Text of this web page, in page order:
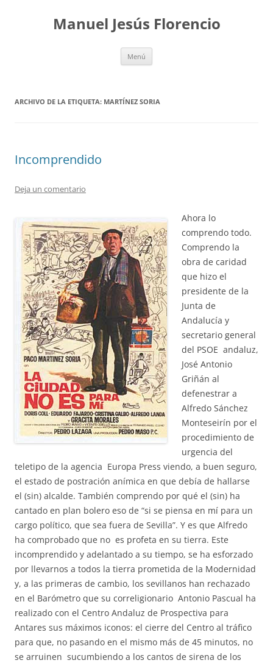
contenidoManuel Jesús Florencio
Menú
ARCHIVO DE LA ETIQUETA: MARTÍNEZ SORIA
Incomprendido
Deja un comentario
Ahora lo
comprendo todo.
Comprendo la
obra de caridad
que hizo el
presidente de la
Junta de
Andalucía y
secretario general
del PSOE andaluz,
José Antonio
Griñán al
defenestrar a
Alfredo Sánchez
Monteseirín por el
procedimiento de
urgencia del
teletipo de la agencia Europa Press viendo, a buen seguro,
el estado de postración anímica en que debía de hallarse
el (sin) alcalde. También comprendo por qué el (sin) ha
cantado en plan bolero eso de “si se piensa en mí para un
cargo político, que sea fuera de Sevilla”. Y es que Alfredo
ha comprobado que no es profeta en su tierra. Este
incomprendido y adelantado a su tiempo, se ha esforzado
por llevarnos a todos la tierra prometida de la Modernidad
y, a las primeras de cambio, los sevillanos han rechazado
en el Barómetro que su correligionario Antonio Pascual ha
realizado con el Centro Andaluz de Prospectiva para
Antares sus máximos iconos: el cierre del Centro al tráfico
para que, no pasando en el mismo más de 45 minutos, no
se arruinen sucumbiendo a los cantos de sirena de los